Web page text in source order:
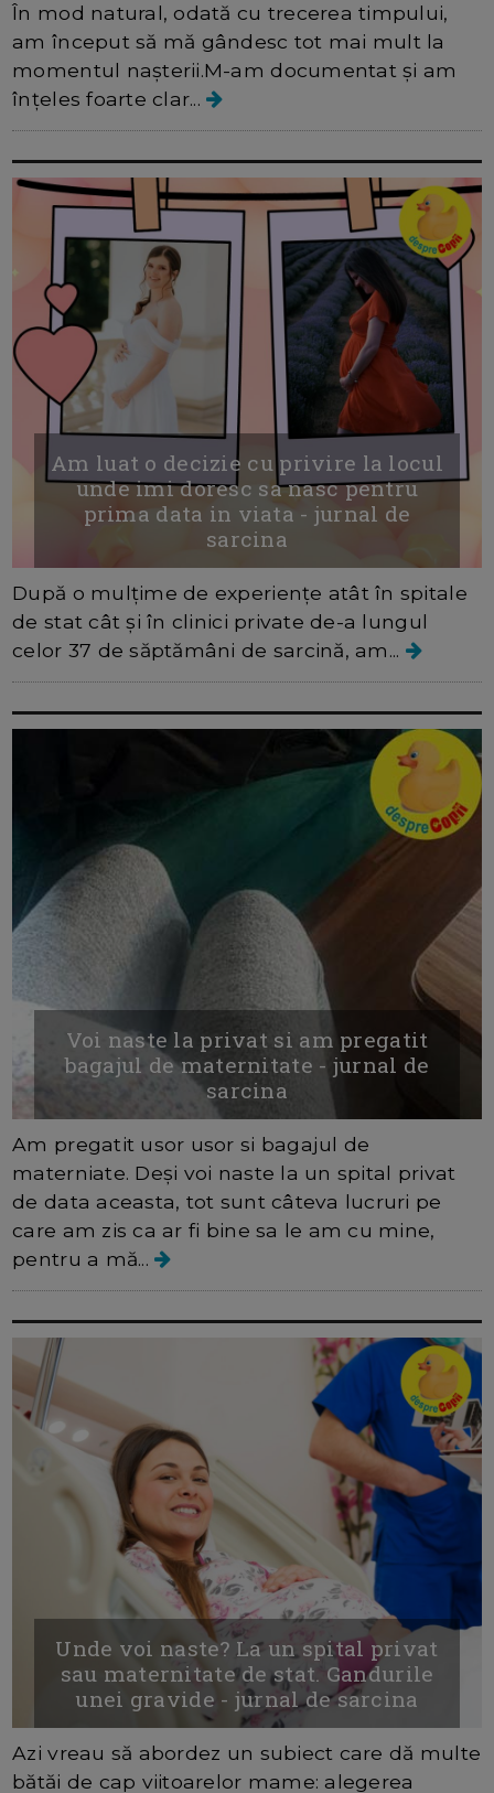
În mod natural, odată cu trecerea timpului,
am început să mă gândesc tot mai mult la
momentul nașterii.M-am documentat și am
înțeles foarte clar...
Am luat o decizie cu privire la locul
unde imi doresc sa nasc pentru
prima data in viata - jurnal de
sarcina
După o mulțime de experiențe atât în spitale
de stat cât și în clinici private de-a lungul
celor 37 de săptămâni de sarcină, am...
Voi naste la privat si am pregatit
bagajul de maternitate - jurnal de
sarcina
Am pregatit usor usor si bagajul de
materniate. Deși voi naste la un spital privat
de data aceasta, tot sunt câteva lucruri pe
care am zis ca ar fi bine sa le am cu mine,
pentru a mă...
Unde voi naste? La un spital privat
sau maternitate de stat. Gandurile
unei gravide - jurnal de sarcina
Azi vreau să abordez un subiect care dă multe
bătăi de cap viitoarelor mame: alegerea